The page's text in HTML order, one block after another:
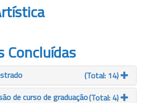
Concluídas
(Total: 14)
de curso de graduação(Total: 4)